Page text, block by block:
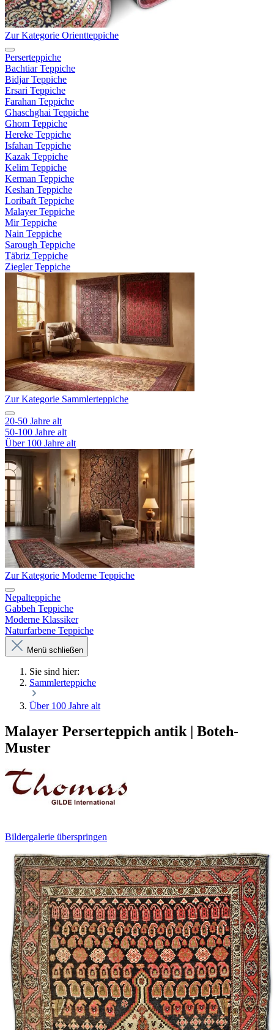
Zur Kategorie Orientteppiche
Perserteppiche
Bachtiar Teppiche
Bidjar Teppiche
Ersari Teppiche
Farahan Teppiche
Ghaschghai Teppiche
Ghom Teppiche
Hereke Teppiche
Isfahan Teppiche
Kazak Teppiche
Kelim Teppiche
Kerman Teppiche
Keshan Teppiche
Loribaft Teppiche
Malayer Teppiche
Mir Teppiche
Nain Teppiche
Sarough Teppiche
Täbriz Teppiche
Ziegler Teppiche
Zur Kategorie Sammlerteppiche
20-50 Jahre alt
50-100 Jahre alt
Über 100 Jahre alt
Zur Kategorie Moderne Teppiche
Nepalteppiche
Gabbeh Teppiche
Moderne Klassiker
Naturfarbene Teppiche
Menü schließen
Sie sind hier:
Sammlerteppiche
Über 100 Jahre alt
Malayer Perserteppich antik | Boteh-
Muster
Bildergalerie überspringen